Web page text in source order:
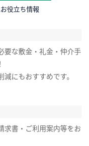
役立ち情報
要な敷金・礼金・仲介手
にもおすすめです。
求書・ご利用案内等をお